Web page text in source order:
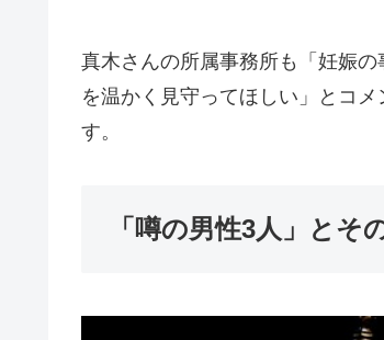
真木さんの所属事務所も「妊娠
を温かく見守ってほしい」とコ
す。
「噂の男性3人」とそ